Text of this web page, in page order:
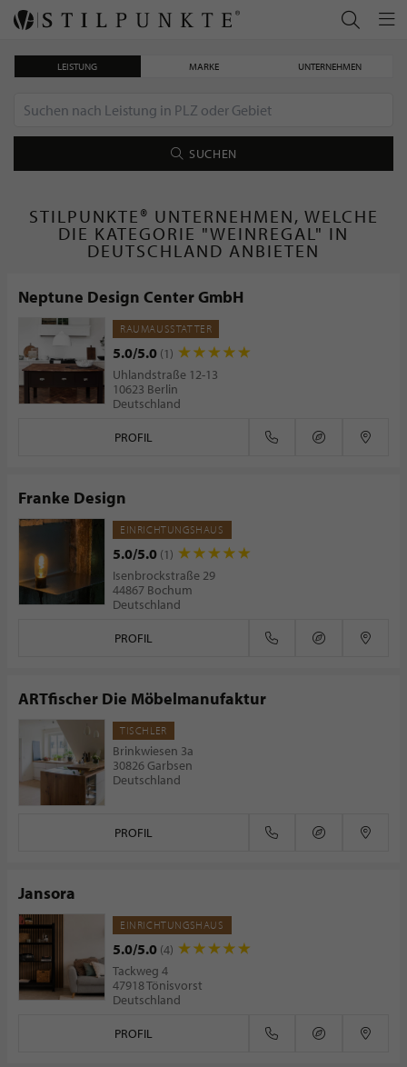
LEISTUNG MARKE UNTERNEHMEN
SUCHEN
STILPUNKTE® UNTERNEHMEN, WELCHE
DIE KATEGORIE "WEINREGAL" IN
DEUTSCHLAND ANBIETEN
Neptune Design Center GmbH
RAUMAUSSTATTER
5.0/5.0 (1)
Uhlandstraße 12-13
10623 Berlin
Deutschland
PROFIL
Franke Design
EINRICHTUNGSHAUS
5.0/5.0 (1)
Isenbrockstraße 29
44867 Bochum
Deutschland
PROFIL
ARTfischer Die Möbelmanufaktur
TISCHLER
Brinkwiesen 3a
30826 Garbsen
Deutschland
PROFIL
Jansora
EINRICHTUNGSHAUS
5.0/5.0 (4)
Tackweg 4
47918 Tönisvorst
Deutschland
PROFIL